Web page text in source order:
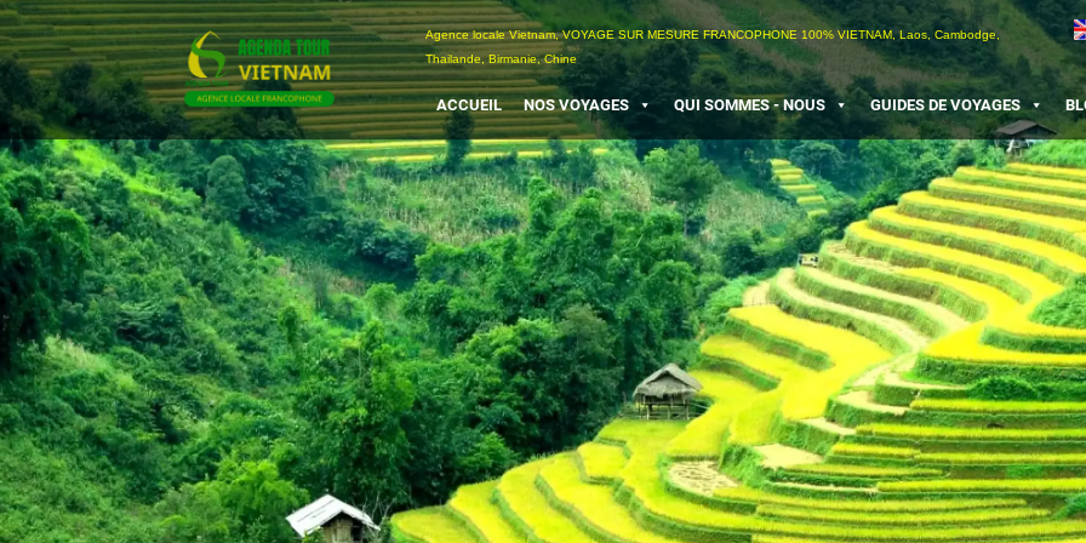
Passer
au
contenu
Agence locale Vietnam, VOYAGE SUR MESURE FRANCOPHONE 100% VIETNAM, Laos, Cambodge,
Thailande, Birmanie, Chine
ACCUEIL NOS VOYAGES QUI SOMMES - NOUS GUIDES DE VOYAGES